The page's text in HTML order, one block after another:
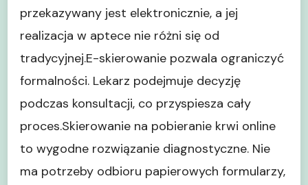
przekazywany jest elektronicznie, a jej
realizacja w aptece nie różni się od
tradycyjnej.E-skierowanie pozwala ograniczyć
formalności. Lekarz podejmuje decyzję
podczas konsultacji, co przyspiesza cały
proces.Skierowanie na pobieranie krwi online
to wygodne rozwiązanie diagnostyczne. Nie
ma potrzeby odbioru papierowych formularzy,